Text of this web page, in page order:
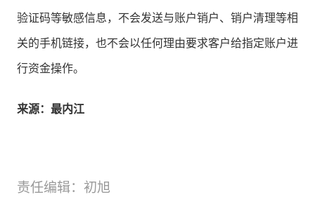
验证码等敏感信息，不会发送与账户销户、销户清理等相
关的手机链接，也不会以任何理由要求客户给指定账户进
行资金操作。
来源：最内江
责任编辑：初旭